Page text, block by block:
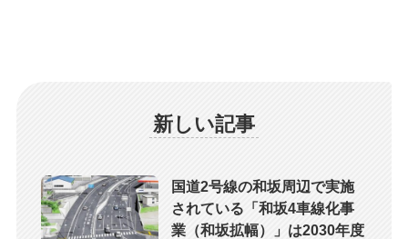
新しい記事
国道2号線の和坂周辺で実施
されている「和坂4車線化事
業（和坂拡幅）」は2030年度